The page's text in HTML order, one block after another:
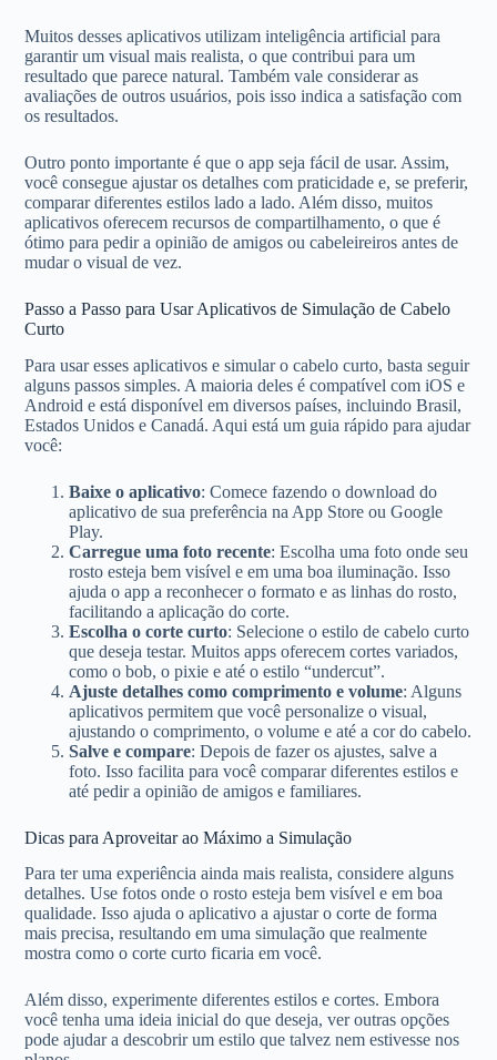
Muitos desses aplicativos utilizam inteligência artificial para
garantir um visual mais realista, o que contribui para um
resultado que parece natural. Também vale considerar as
avaliações de outros usuários, pois isso indica a satisfação com
os resultados.
Outro ponto importante é que o app seja fácil de usar. Assim,
você consegue ajustar os detalhes com praticidade e, se preferir,
comparar diferentes estilos lado a lado. Além disso, muitos
aplicativos oferecem recursos de compartilhamento, o que é
ótimo para pedir a opinião de amigos ou cabeleireiros antes de
mudar o visual de vez.
Passo a Passo para Usar Aplicativos de Simulação de Cabelo
Curto
Para usar esses aplicativos e simular o cabelo curto, basta seguir
alguns passos simples. A maioria deles é compatível com iOS e
Android e está disponível em diversos países, incluindo Brasil,
Estados Unidos e Canadá. Aqui está um guia rápido para ajudar
você:
Baixe o aplicativo: Comece fazendo o download do
aplicativo de sua preferência na App Store ou Google
Play.
Carregue uma foto recente: Escolha uma foto onde seu
rosto esteja bem visível e em uma boa iluminação. Isso
ajuda o app a reconhecer o formato e as linhas do rosto,
facilitando a aplicação do corte.
Escolha o corte curto: Selecione o estilo de cabelo curto
que deseja testar. Muitos apps oferecem cortes variados,
como o bob, o pixie e até o estilo “undercut”.
Ajuste detalhes como comprimento e volume: Alguns
aplicativos permitem que você personalize o visual,
ajustando o comprimento, o volume e até a cor do cabelo.
Salve e compare: Depois de fazer os ajustes, salve a
foto. Isso facilita para você comparar diferentes estilos e
até pedir a opinião de amigos e familiares.
Dicas para Aproveitar ao Máximo a Simulação
Para ter uma experiência ainda mais realista, considere alguns
detalhes. Use fotos onde o rosto esteja bem visível e em boa
qualidade. Isso ajuda o aplicativo a ajustar o corte de forma
mais precisa, resultando em uma simulação que realmente
mostra como o corte curto ficaria em você.
Além disso, experimente diferentes estilos e cortes. Embora
você tenha uma ideia inicial do que deseja, ver outras opções
pode ajudar a descobrir um estilo que talvez nem estivesse nos